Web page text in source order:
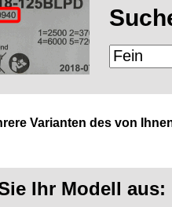
Varianten des von
Ihr Modell aus: